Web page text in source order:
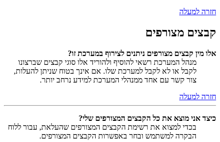
חזרה למעלה
קבצים מצורפים
אלו מין קבצים מצורפים ניתנים לצירוף במערכת זו?
מנהל המערכת רשאי להוסיף ולהוריד אלו סוגי קבצים שברצונו
לקבל או לא לקבל למערכת שלו. אם אינך בטוח שניתן להעלות,
צור קשר עם אחד ממנהלי המערכת למידע נרחב יותר.
חזרה למעלה
כיצד אני מוצא את כל הקבצים המצורפים שלי?
בכדי למצוא את רשימת הקבצים המצורפים שהעלאת, עבור ללוח
הבקרה למשתמש ובחר באפשרות הקבצים המצורפים.